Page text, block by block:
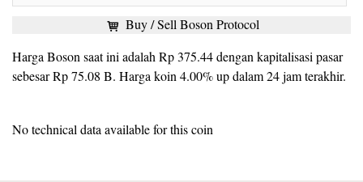
Buy / Sell Boson Protocol
Harga Boson saat ini adalah Rp 375.44 dengan kapitalisasi pasar
sebesar Rp 75.08 B. Harga koin 4.00% up dalam 24 jam terakhir.
No technical data available for this coin